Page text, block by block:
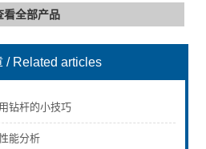
看全部产品
/ Related articles
钻杆的小技巧
能分析